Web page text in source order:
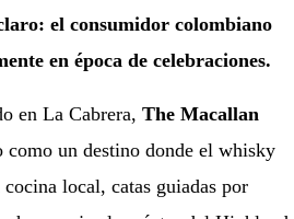
el consumidor colombiano
en época de celebraciones.
en La Cabrera, The Macallan
como un destino donde el whisky
local, catas guiadas por